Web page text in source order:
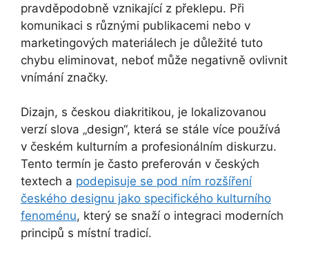
pravděpodobně vznikající z překlepu. Při
komunikaci s různými publikacemi nebo v
marketingových materiálech je důležité tuto
chybu eliminovat, neboť může negativně ovlivnit
vnímání značky.
Dizajn, s českou diakritikou, je lokalizovanou
verzí slova „design“, která se stále více používá
v českém kulturním a profesionálním diskurzu.
Tento termín je často preferován v českých
textech a podepisuje se pod ním rozšíření
českého designu jako specifického kulturního
fenoménu, který se snaží o integraci moderních
principů s místní tradicí.